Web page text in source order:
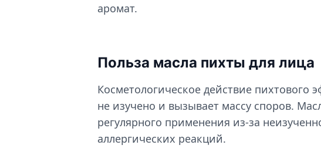
аромат.
Польза масла пихты для лица
Косметологическое действие пихтового
не изучено и вызывает массу споров.
регулярного применения из-за
аллергических реакций.